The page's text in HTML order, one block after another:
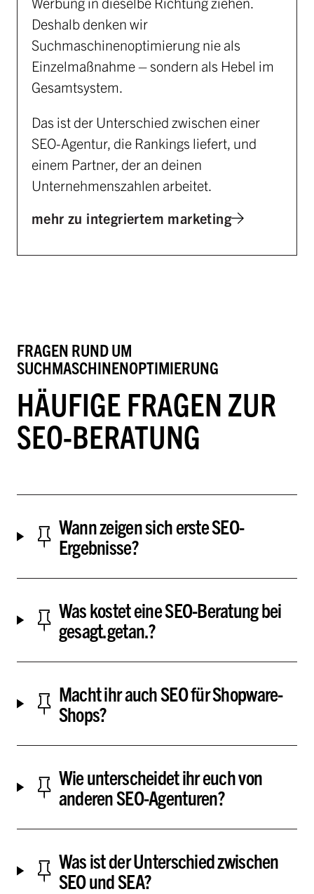
Deshalb denken wir
Suchmaschinenoptimierung nie als
Einzelmaßnahme – sondern als Hebel im
Gesamtsystem.
Das ist der Unterschied zwischen einer
SEO-Agentur, die Rankings liefert, und
einem Partner, der an deinen
Unternehmenszahlen arbeitet.
mehr zu integriertem marketing
HÄUFIGE FRAGEN ZUR
SEO-BERATUNG
FRAGEN RUND UM
SUCHMASCHINENOPTIMIERUNG
Wann zeigen sich erste SEO-
Ergebnisse?
Was kostet eine SEO-Beratung bei
gesagt.getan.?
Macht ihr auch SEO für Shopware-
Shops?
Wie unterscheidet ihr euch von
anderen SEO-Agenturen?
Was ist der Unterschied zwischen
SEO und SEA?